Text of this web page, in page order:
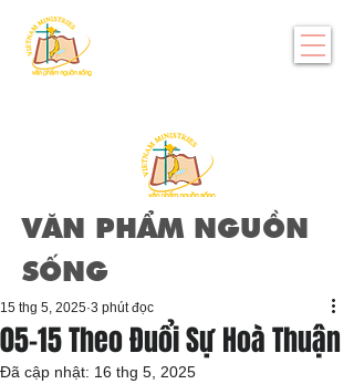
VĂN PHẨM NGUỒN
SỐNG
05-15 Theo Đuổi Sự Hoà Thuận
15 thg 5, 2025 3 phút đọc
Đã cập nhật: 16 thg 5, 2025